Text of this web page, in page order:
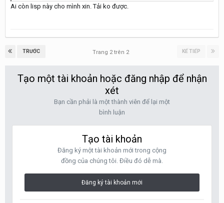
Ai còn lisp này cho mình xin. Tải ko được.
TRƯỚC KẾ TIẾP
Trang 2 trên 2
Tạo một tài khoản hoặc đăng nhập để nhận
xét
Bạn cần phải là một thành viên để lại một
bình luận
Tạo tài khoản
Đăng ký một tài khoản mới trong cộng
đồng của chúng tôi. Điều đó dễ mà.
Đăng ký tài khoản mới